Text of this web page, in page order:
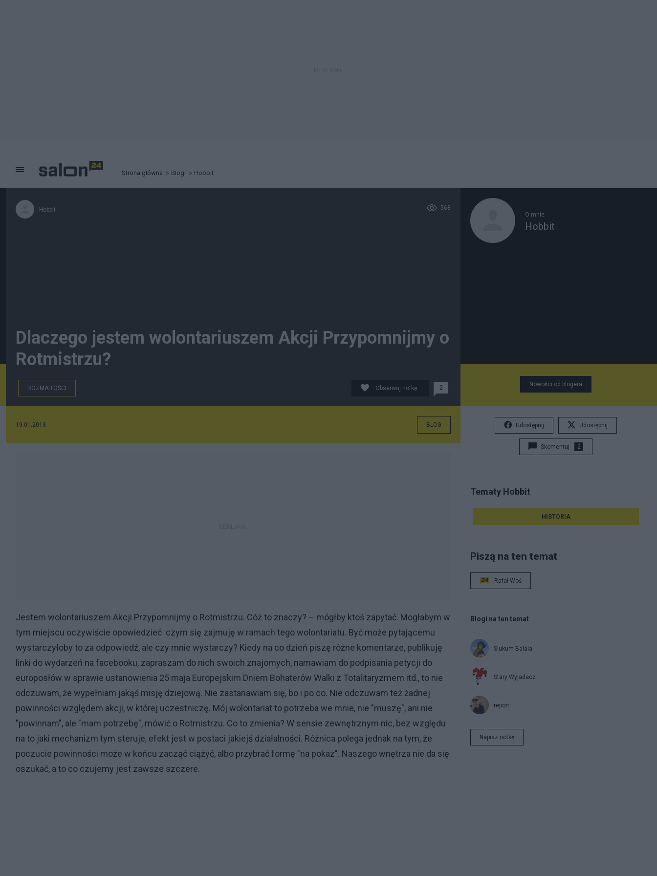
Strona główna Blogi Hobbit
Hobbit 568
Dlaczego jestem wolontariuszem Akcji Przypomnijmy o
Rotmistrzu?
ROZMAITOŚCI Obserwuj notkę 2
19.01.2013 BLOG
Jestem wolontariuszem Akcji Przypomnijmy o Rotmistrzu. Cóż to znaczy? – mógłby ktoś zapytać. Mogłabym w
tym miejscu oczywiście opowiedzieć czym się zajmuję w ramach tego wolontariatu. Być może pytającemu
wystarczyłoby to za odpowiedź, ale czy mnie wystarczy? Kiedy na co dzień piszę różne komentarze, publikuję
linki do wydarzeń na facebooku, zapraszam do nich swoich znajomych, namawiam do podpisania petycji do
europosłów w sprawie ustanowienia 25 maja Europejskim Dniem Bohaterów Walki z Totalitaryzmem itd., to nie
odczuwam, że wypełniam jakąś misję dziejową. Nie zastanawiam się, bo i po co. Nie odczuwam też żadnej
powinności względem akcji, w której uczestniczę. Mój wolontariat to potrzeba we mnie, nie "muszę", ani nie
"powinnam", ale "mam potrzebę", mówić o Rotmistrzu. Co to zmienia? W sensie zewnętrznym nic, bez względu
na to jaki mechanizm tym steruje, efekt jest w postaci jakiejś działalności. Różnica polega jednak na tym, że
poczucie powinności może w końcu zacząć ciążyć, albo przybrać formę "na pokaz". Naszego wnętrza nie da się
oszukać, a to co czujemy jest zawsze szczere.
O mnie
Hobbit
Nowości od blogera
Udostępnij Udostępnij
Skomentuj 2
Tematy Hobbit
HISTORIA
Piszą na ten temat
Rafał Woś
Blogi na ten temat
Siukum Balala
Stary Wyjadacz
report
Napisz notkę